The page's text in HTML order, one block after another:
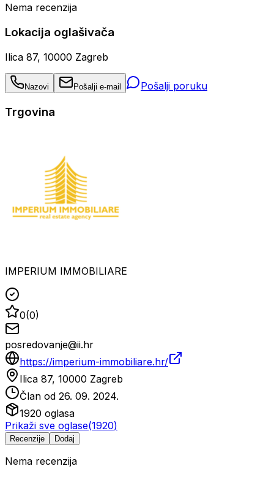
Nema recenzija
Lokacija oglašivača
Ilica 87, 10000 Zagreb
Nazovi Pošalji e-mail Pošalji poruku
Trgovina
IMPERIUM IMMOBILIARE
0(0)
posredovanje@ii.hr
https://imperium-immobiliare.hr/
Ilica 87, 10000 Zagreb
Član od 26. 09. 2024.
1920 oglasa
Prikaži sve oglase(1920)
Recenzije Dodaj
Nema recenzija